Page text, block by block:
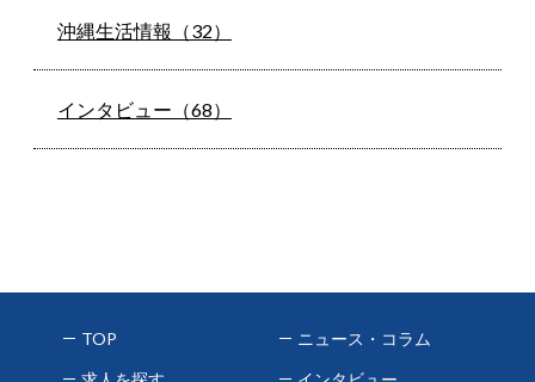
沖縄生活情報（32）
インタビュー（68）
TOP
ニュース・コラム